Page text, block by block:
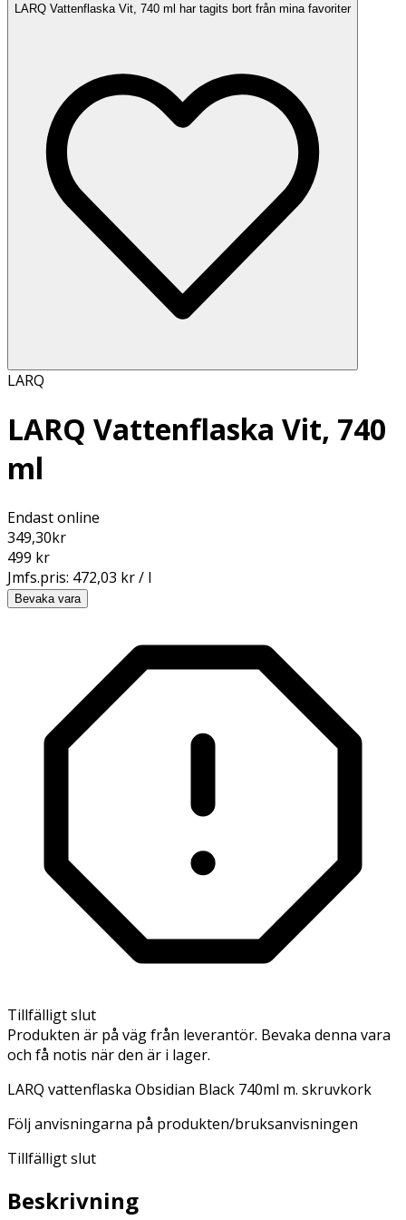
LARQ Vattenflaska Vit, 740 ml har tagits bort från mina favoriter
LARQ
LARQ Vattenflaska Vit, 740
ml
Endast online
349,30kr
499 kr
Jmfs.pris: 472,03 kr / l
Bevaka vara
Tillfälligt slut
Produkten är på väg från leverantör. Bevaka denna vara
och få notis när den är i lager.
LARQ vattenflaska Obsidian Black 740ml m. skruvkork
Följ anvisningarna på produkten/bruksanvisningen
Tillfälligt slut
Beskrivning